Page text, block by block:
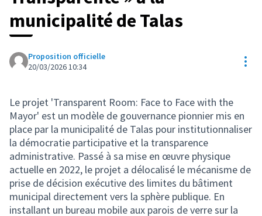
municipalité de Talas
Proposition officielle
20/03/2026 10:34
Le projet 'Transparent Room: Face to Face with the
Mayor' est un modèle de gouvernance pionnier mis en
place par la municipalité de Talas pour institutionnaliser
la démocratie participative et la transparence
administrative. Passé à sa mise en œuvre physique
actuelle en 2022, le projet a délocalisé le mécanisme de
prise de décision exécutive des limites du bâtiment
municipal directement vers la sphère publique. En
installant un bureau mobile aux parois de verre sur la